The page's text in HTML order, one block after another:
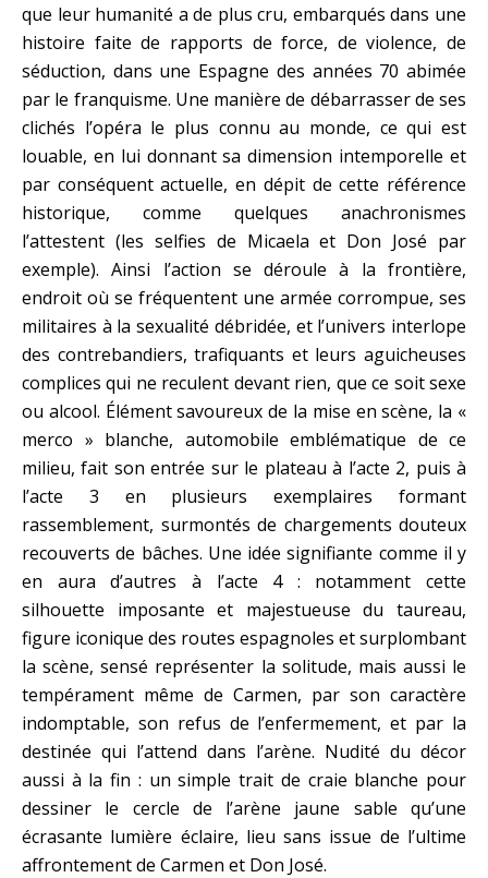
que leur humanité a de plus cru, embarqués dans une
histoire faite de rapports de force, de violence, de
séduction, dans une Espagne des années 70 abimée
par le franquisme. Une manière de débarrasser de ses
clichés l’opéra le plus connu au monde, ce qui est
louable, en lui donnant sa dimension intemporelle et
par conséquent actuelle, en dépit de cette référence
historique, comme quelques anachronismes
l’attestent (les selfies de Micaela et Don José par
exemple). Ainsi l’action se déroule à la frontière,
endroit où se fréquentent une armée corrompue, ses
militaires à la sexualité débridée, et l’univers interlope
des contrebandiers, trafiquants et leurs aguicheuses
complices qui ne reculent devant rien, que ce soit sexe
ou alcool. Élément savoureux de la mise en scène, la «
merco » blanche, automobile emblématique de ce
milieu, fait son entrée sur le plateau à l’acte 2, puis à
l’acte 3 en plusieurs exemplaires formant
rassemblement, surmontés de chargements douteux
recouverts de bâches. Une idée signifiante comme il y
en aura d’autres à l’acte 4 : notamment cette
silhouette imposante et majestueuse du taureau,
figure iconique des routes espagnoles et surplombant
la scène, sensé représenter la solitude, mais aussi le
tempérament même de Carmen, par son caractère
indomptable, son refus de l’enfermement, et par la
destinée qui l’attend dans l’arène. Nudité du décor
aussi à la fin : un simple trait de craie blanche pour
dessiner le cercle de l’arène jaune sable qu’une
écrasante lumière éclaire, lieu sans issue de l’ultime
affrontement de Carmen et Don José.